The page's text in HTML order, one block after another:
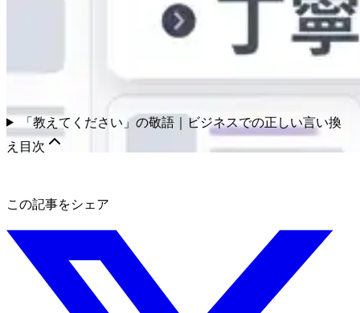
「教えてください」の敬語｜ビジネスでの正しい言い換
え 目次
この記事をシェア